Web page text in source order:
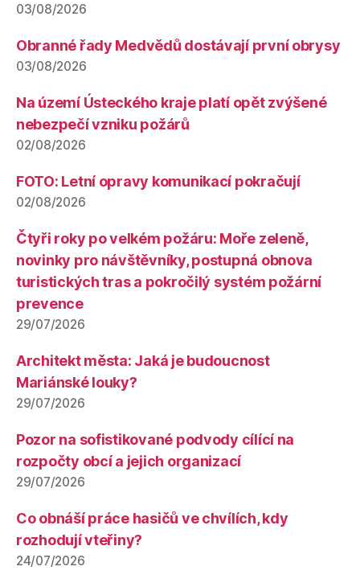
03/08/2026
Obranné řady Medvědů dostávají první obrysy
03/08/2026
Na území Ústeckého kraje platí opět zvýšené
nebezpečí vzniku požárů
02/08/2026
FOTO: Letní opravy komunikací pokračují
02/08/2026
Čtyři roky po velkém požáru: Moře zeleně,
novinky pro návštěvníky, postupná obnova
turistických tras a pokročilý systém požární
prevence
29/07/2026
Architekt města: Jaká je budoucnost
Mariánské louky?
29/07/2026
Pozor na sofistikované podvody cílící na
rozpočty obcí a jejich organizací
29/07/2026
Co obnáší práce hasičů ve chvílích, kdy
rozhodují vteřiny?
24/07/2026